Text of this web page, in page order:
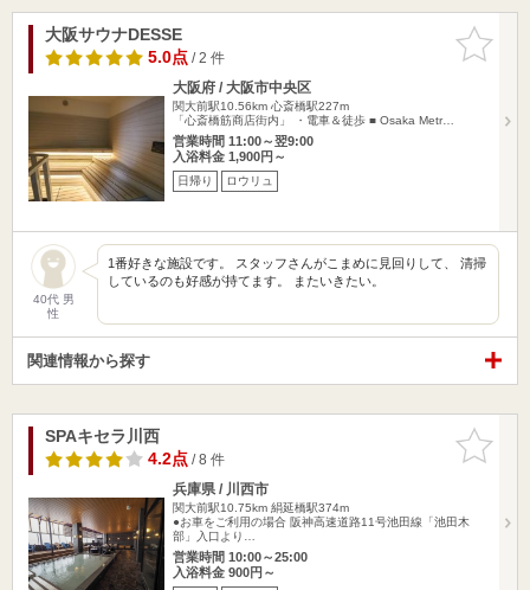
お気に入
りに追加
大阪サウナDESSE
5.0点/ 2 件
大阪府 / 大阪市中央区
関大前駅10.56km 心斎橋駅227m
「心斎橋筋商店街内」 ・電車＆徒歩 ■ Osaka Metr…
営業時間 11:00～翌9:00
入浴料金 1,900円～
日帰り ロウリュ
40代 男
性
1番好きな施設です。 スタッフさんがこまめに見回りして、 清掃
しているのも好感が持てます。 またいきたい。
関連情報から探す
お気に入
りに追加
SPAキセラ川西
4.2点/ 8 件
兵庫県 / 川西市
関大前駅10.75km 絹延橋駅374m
●お車をご利用の場合 阪神高速道路11号池田線「池田木
部」入口より…
営業時間 10:00～25:00
入浴料金 900円～